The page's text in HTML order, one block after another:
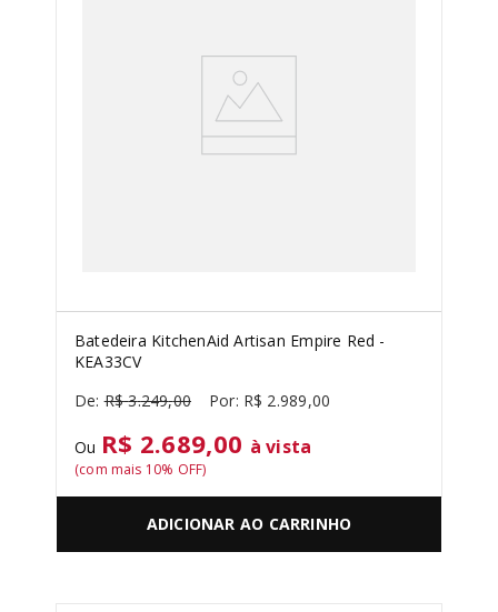
Batedeira KitchenAid Artisan Empire Red -
KEA33CV
R$ 3.249,00 R$ 2.989,00
Ou R$ 2.689,00 à vista
(com mais 10% OFF)
ADICIONAR AO CARRINHO